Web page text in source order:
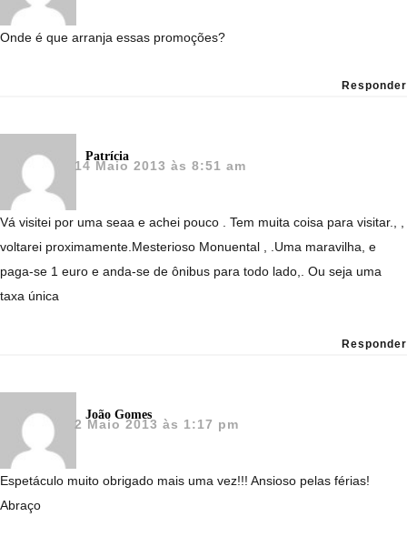
Onde é que arranja essas promoções?
Responder
Patrícia
14 Maio 2013 às 8:51 am
Vá visitei por uma seaa e achei pouco . Tem muita coisa para visitar., ,
voltarei proximamente.Mesterioso Monuental , .Uma maravilha, e
paga-se 1 euro e anda-se de ônibus para todo lado,. Ou seja uma
taxa única
Responder
João Gomes
2 Maio 2013 às 1:17 pm
Espetáculo muito obrigado mais uma vez!!! Ansioso pelas férias!
Abraço